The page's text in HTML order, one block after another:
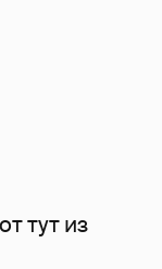
тут из